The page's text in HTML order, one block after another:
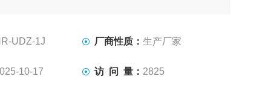
UDZ-1J 厂商性质： 生产厂家
10-17 访 问 量： 2825